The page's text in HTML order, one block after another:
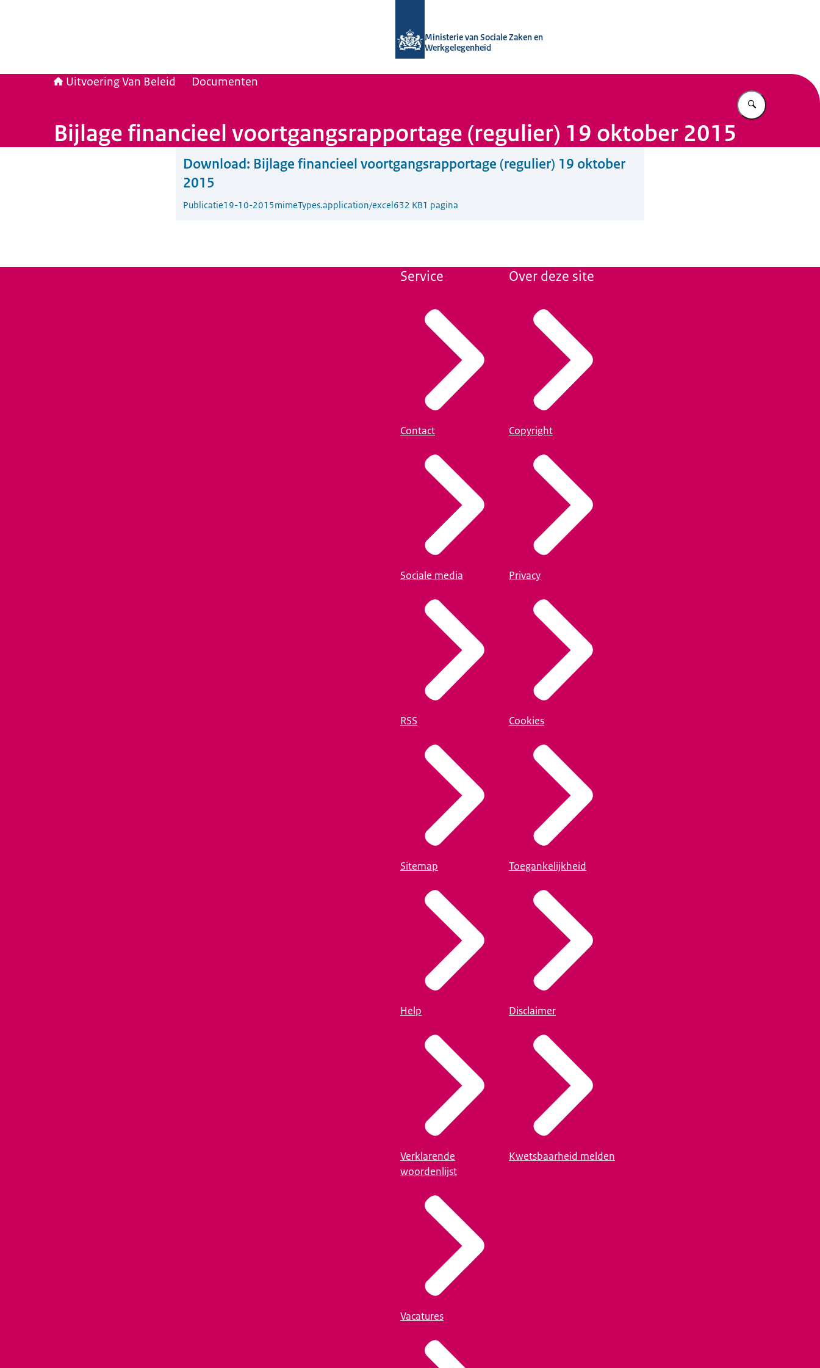
Ministerie van Sociale Zaken en
Werkgelegenheid
Uitvoering Van Beleid Documenten
Vul in wat u
Bijlage financieel voortgangsrapportage (regulier) 19 oktober 2015
Download: Bijlage financieel voortgangsrapportage (regulier) 19 oktober
2015
Publicatie19-10-2015mimeTypes.application/excel632 KB1 pagina
Service
Contact
Sociale media
RSS
Sitemap
Help
Verklarende
woordenlijst
Vacatures
Over deze site
Copyright
Privacy
Cookies
Toegankelijkheid
Disclaimer
Kwetsbaarheid melden